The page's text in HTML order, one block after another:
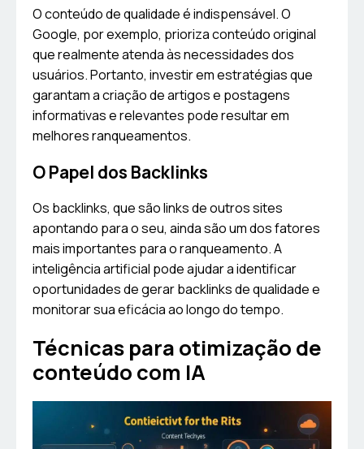
O conteúdo de qualidade é indispensável. O
Google, por exemplo, prioriza conteúdo original
que realmente atenda às necessidades dos
usuários. Portanto, investir em estratégias que
garantam a criação de artigos e postagens
informativas e relevantes pode resultar em
melhores ranqueamentos.
O Papel dos Backlinks
Os backlinks, que são links de outros sites
apontando para o seu, ainda são um dos fatores
mais importantes para o ranqueamento. A
inteligência artificial pode ajudar a identificar
oportunidades de gerar backlinks de qualidade e
monitorar sua eficácia ao longo do tempo.
Técnicas para otimização de
conteúdo com IA